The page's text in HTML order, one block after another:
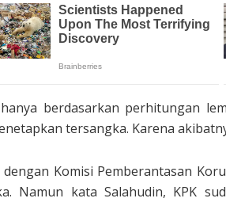
hanya berdasarkan perhitungan
tersangka. Karena
dengan Komisi Pemberantasan
Namun kata Salahudin, KPK